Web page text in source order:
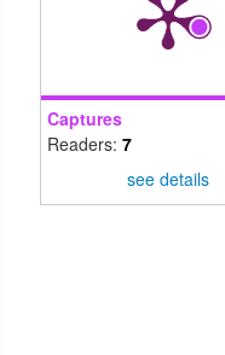
Captures
Readers: 7
see details